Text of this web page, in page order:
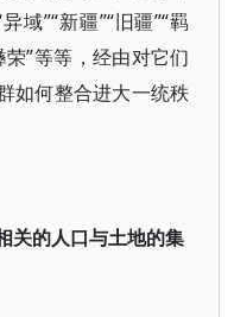
域”“新疆”“旧疆”“羁
荣”等等，经由对它们
如何整合进大一统秩
关的人口与土地的集